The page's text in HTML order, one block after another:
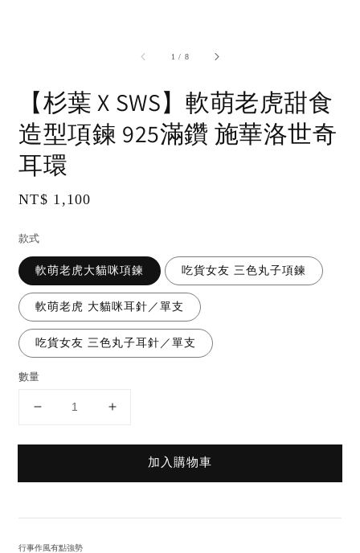
1 / accessibility.of
8
【杉葉 X SWS】軟萌老虎甜食
造型項鍊 925滿鑽 施華洛世奇
耳環
Regular
NT$ 1,100
款式
軟萌老虎大貓咪項鍊 吃貨女友 三色丸子項鍊
軟萌老虎 大貓咪耳針／單支
吃貨女友 三色丸子耳針／單支
數量
加入購物車
行事作風有點強勢